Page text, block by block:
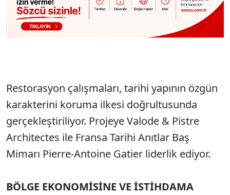
Restorasyon çalışmaları, tarihi yapının özgün
karakterini koruma ilkesi doğrultusunda
gerçekleştiriliyor. Projeye Valode & Pistre
Architectes ile Fransa Tarihi Anıtlar Baş
Mimarı Pierre-Antoine Gatier liderlik ediyor.
BÖLGE EKONOMİSİNE VE İSTİHDAMA